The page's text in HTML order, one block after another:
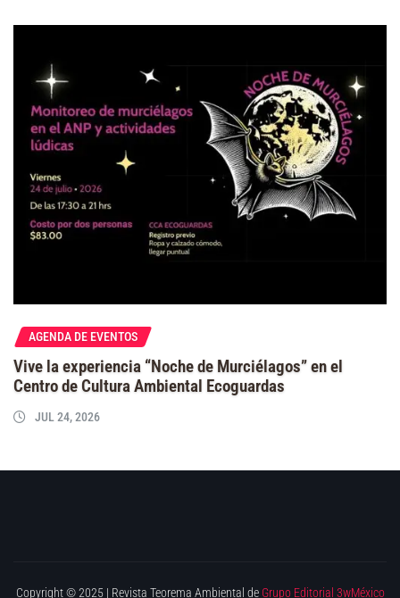
AGENDA DE EVENTOS
Vive la experiencia “Noche de Murciélagos” en el
Centro de Cultura Ambiental Ecoguardas
JUL 24, 2026
Copyright © 2025 | Revista Teorema Ambiental de Grupo Editorial 3wMéxico